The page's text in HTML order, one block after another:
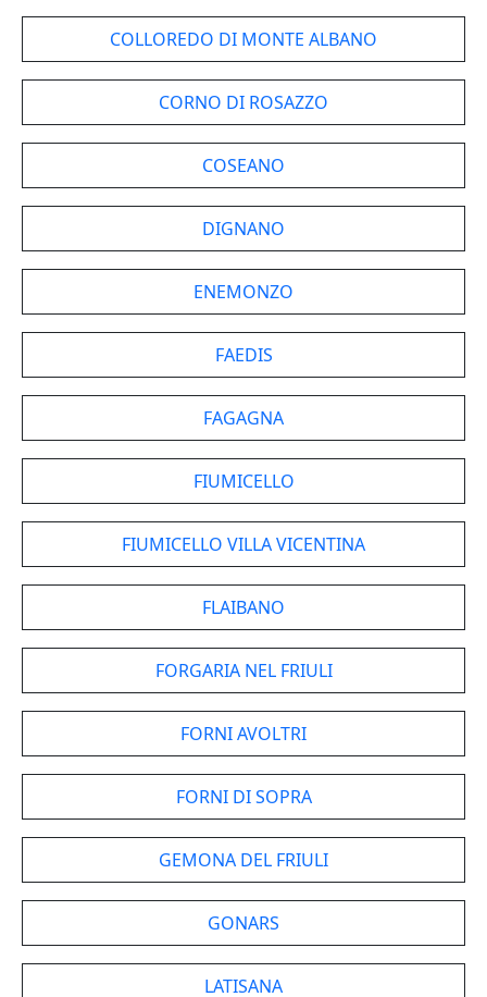
COLLOREDO DI MONTE ALBANO
CORNO DI ROSAZZO
COSEANO
DIGNANO
ENEMONZO
FAEDIS
FAGAGNA
FIUMICELLO
FIUMICELLO VILLA VICENTINA
FLAIBANO
FORGARIA NEL FRIULI
FORNI AVOLTRI
FORNI DI SOPRA
GEMONA DEL FRIULI
GONARS
LATISANA